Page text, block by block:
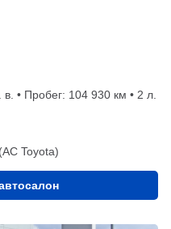
• Пробег: 104 930 км • 2 л.
Toyota)